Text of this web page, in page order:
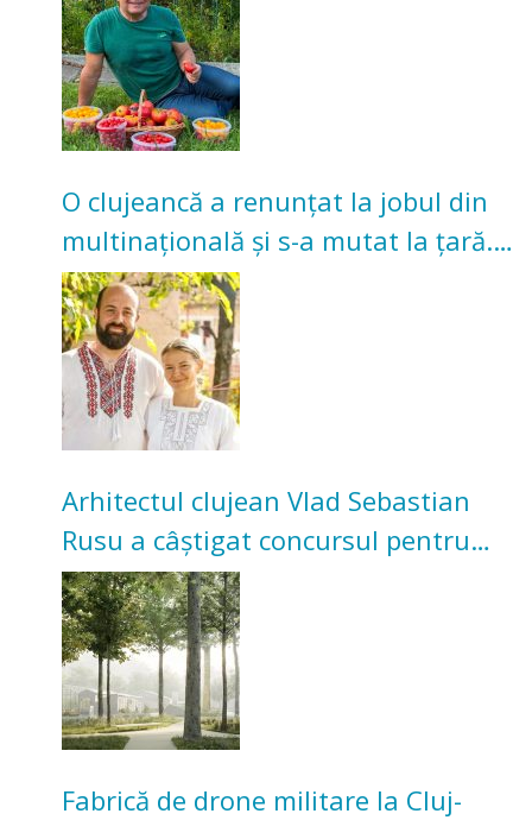
O clujeancă a renunțat la jobul din
multinațională și s-a mutat la țară.
Acum cultivă legume în grădina
bunicilor
Arhitectul clujean Vlad Sebastian
Rusu a câștigat concursul pentru
transformarea Grădinii Casei
Universitarilor
Fabrică de drone militare la Cluj-